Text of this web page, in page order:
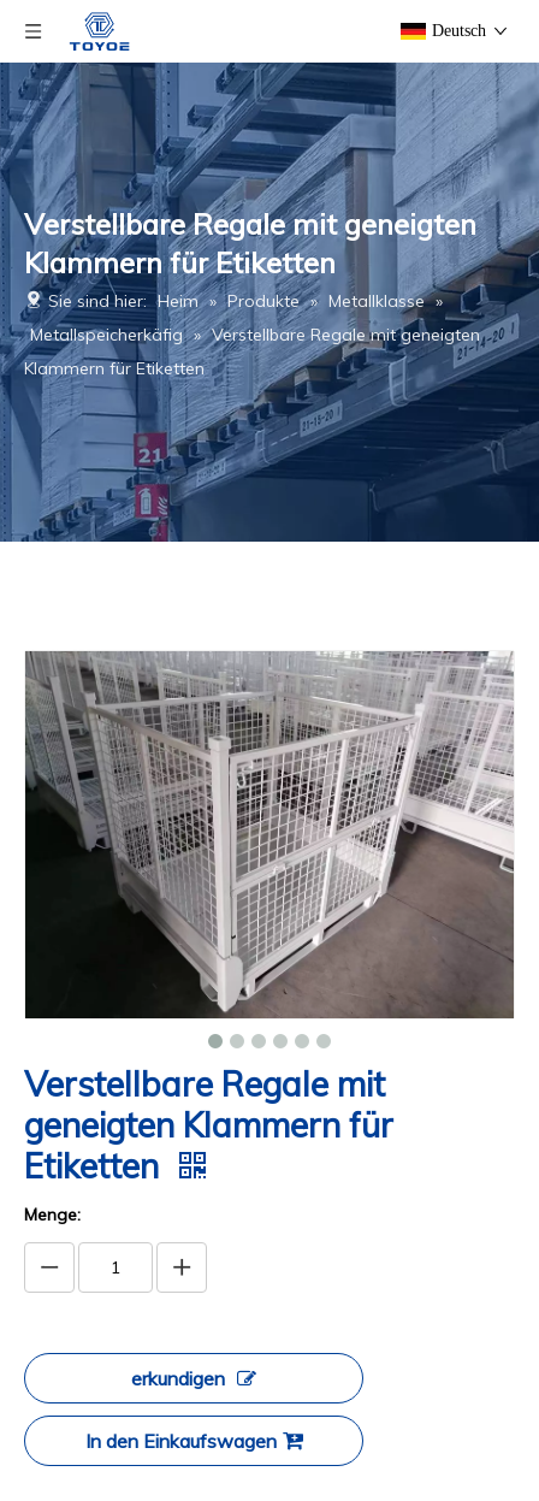
Deutsch
Verstellbare Regale mit geneigten
Klammern für Etiketten
Sie sind hier: Heim » Produkte » Metallklasse »
Metallspeicherkäfig » Verstellbare Regale mit geneigten
Klammern für Etiketten
Verstellbare Regale mit
geneigten Klammern für
Etiketten
Menge:
erkundigen
In den Einkaufswagen